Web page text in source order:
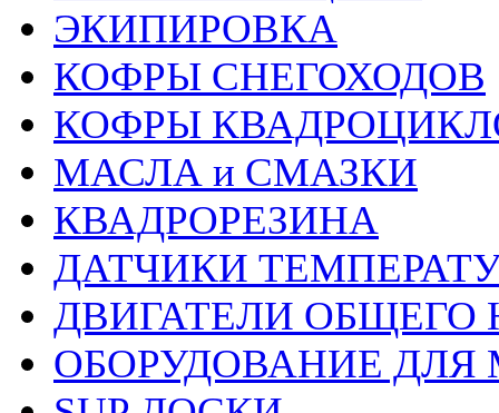
ЭКИПИРОВКА
КОФРЫ СНЕГОХОДОВ
КОФРЫ
МАСЛА и СМАЗКИ
КВАДРОРЕЗИНА
ДАТЧИКИ
ДВИГАТЕЛИ ОБЩЕГО
ОБОРУДОВАНИЕ